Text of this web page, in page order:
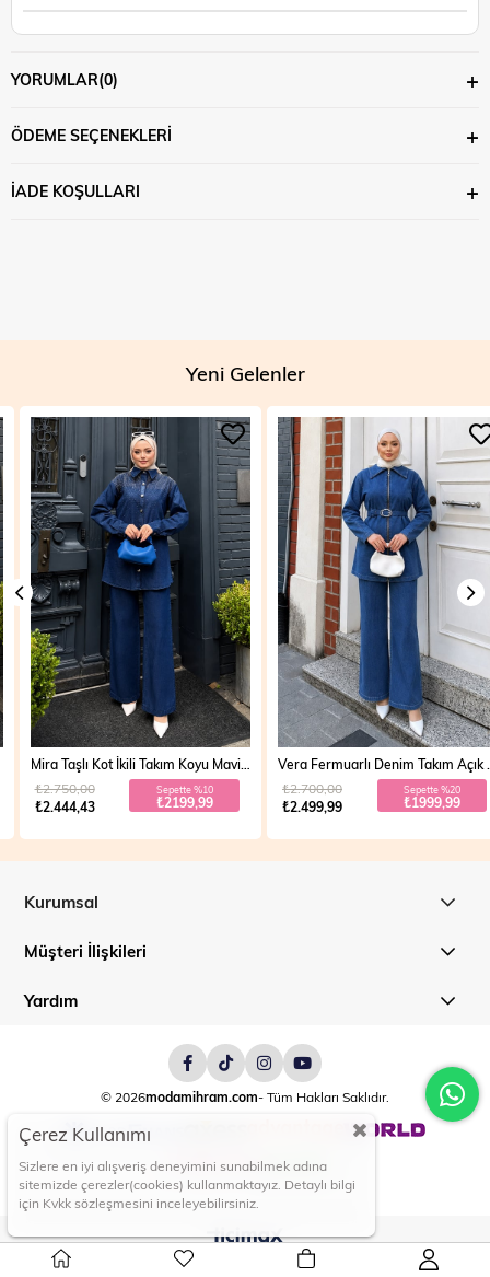
YORUMLAR(0)
ÖDEME SEÇENEKLERI
İADE KOŞULLARI
Yeni Gelenler
Mira Taşlı Kot İkili Takım Koyu Mavi 19286
₺2.444,43
₺2.750,00 Sepette %10
₺2199,99
Vera Fermuarlı Denim Takım Açık Mavi 19298
₺2.499,99
₺2.700,00 Sepette %20
₺1999,99
Kurumsal
Müşteri İlişkileri
Yardım
© 2026modamihram.com- Tüm Hakları Saklıdır.
Çerez Kullanımı
Sizlere en iyi alışveriş deneyimini sunabilmek adına
sitemizde çerezler(cookies) kullanmaktayız. Detaylı bilgi
için Kvkk sözleşmesini inceleyebilirsiniz.